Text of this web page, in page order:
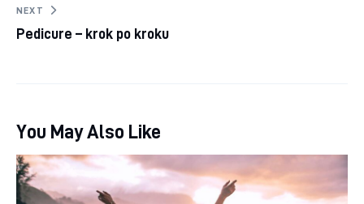
NEXT
Pedicure – krok po kroku
You May Also Like